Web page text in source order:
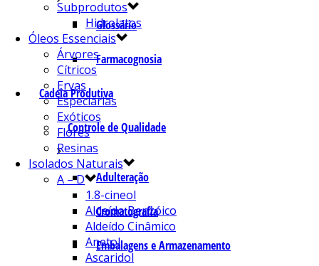
Glossário
Farmacognosia
Cadeia Produtiva
Controle de Qualidade
Adulteração
Cromatografia
Embalagens e Armazenamento
Subprodutos
Hidrolatos
Óleos Essenciais
Árvores
Cítricos
Ervas
Especiarias
Exóticos
Flores
Resinas
Isolados Naturais
A – D
1.8-cineol
Aldeído Benzóico
Aldeído Cinâmico
Anetol
Ascaridol